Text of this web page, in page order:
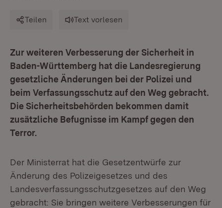
Teilen Text vorlesen
Zur weiteren Verbesserung der Sicherheit in
Baden-Württemberg hat die Landesregierung
gesetzliche Änderungen bei der Polizei und
beim Verfassungsschutz auf den Weg gebracht.
Die Sicherheitsbehörden bekommen damit
zusätzliche Befugnisse im Kampf gegen den
Terror.
Der Ministerrat hat die Gesetzentwürfe zur
Änderung des Polizeigesetzes und des
Landesverfassungsschutzgesetzes auf den Weg
gebracht: Sie bringen weitere Verbesserungen für